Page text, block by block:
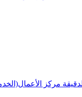
مركز